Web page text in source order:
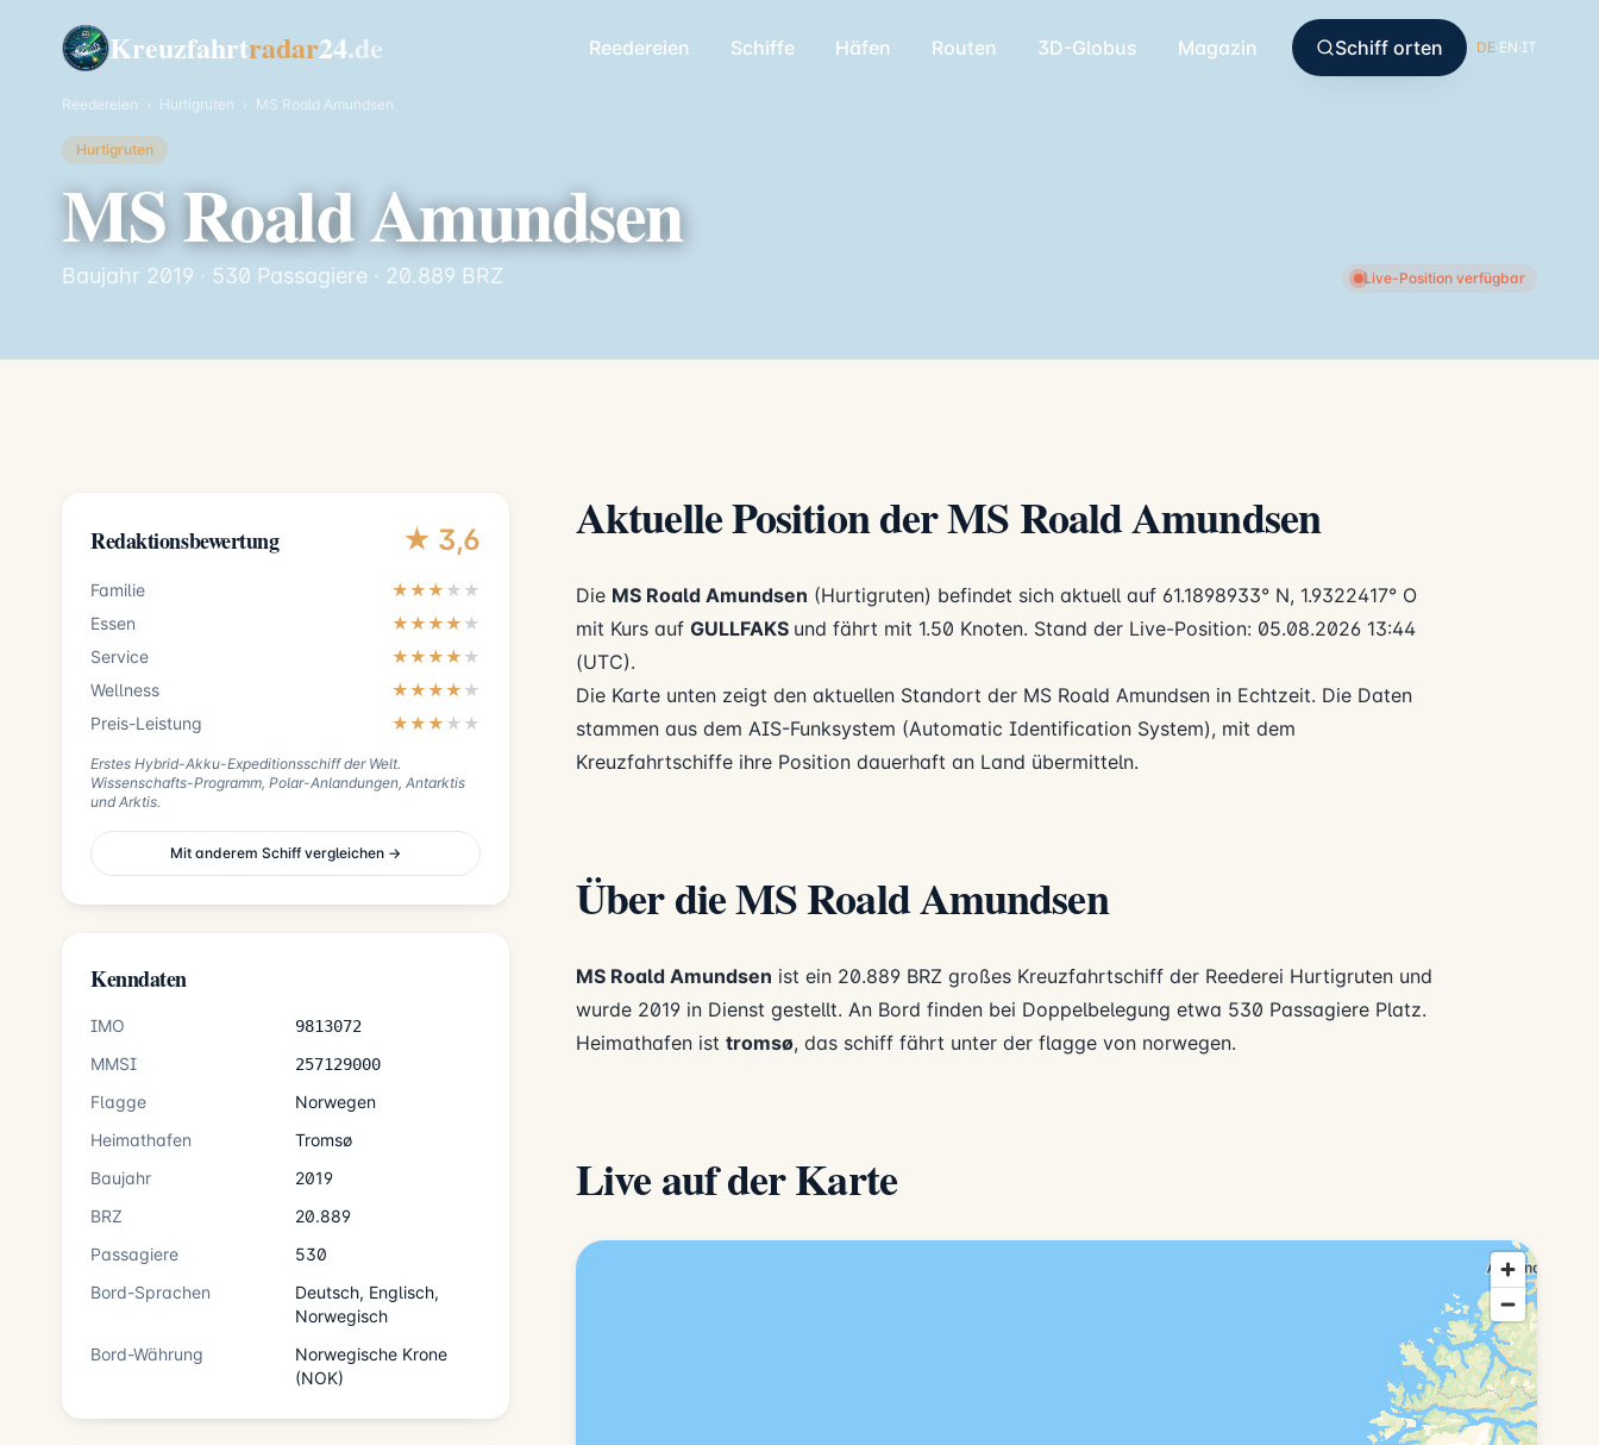
Kreuzfahrtradar24.de Reedereien Schiffe Häfen Routen 3D-Globus Magazin Schiff orten DE·EN·IT
Reedereien › Hurtigruten › MS Roald Amundsen
Hurtigruten
MS Roald Amundsen
Baujahr 2019 · 530 Passagiere · 20.889 BRZ Live-Position verfügbar
Redaktionsbewertung ★ 3,6
Familie ★★★ ★ ★
Essen
★★★★ ★
Service
★★★★ ★
Wellness
★★★★ ★
Preis-Leistung
★★★ ★ ★
Erstes Hybrid-Akku-Expeditionsschiff der Welt.
Wissenschafts-Programm, Polar-Anlandungen, Antarktis
und Arktis.
Mit anderem Schiff vergleichen →
Kenndaten
IMO 9813072
MMSI 257129000
Flagge
Norwegen
Heimathafen
Tromsø
Baujahr
2019
BRZ
20.889
Passagiere
530
Bord-Sprachen
Deutsch, Englisch,
Norwegisch
Bord-Währung
Norwegische Krone
(NOK)
Aktuelle Position der MS Roald Amundsen
Die MS Roald Amundsen (Hurtigruten) befindet sich aktuell auf 61.1898933° N, 1.9322417° O
mit Kurs auf GULLFAKS und fährt mit 1.50 Knoten. Stand der Live-Position: 05.08.2026 13:44
(UTC).
Die Karte unten zeigt den aktuellen Standort der MS Roald Amundsen in Echtzeit. Die Daten
stammen aus dem AIS-Funksystem (Automatic Identification System), mit dem
Kreuzfahrtschiffe ihre Position dauerhaft an Land übermitteln.
Über die MS Roald Amundsen
MS Roald Amundsen ist ein 20.889 BRZ großes Kreuzfahrtschiff der Reederei Hurtigruten und
wurde 2019 in Dienst gestellt. An Bord finden bei Doppelbelegung etwa 530 Passagiere Platz.
Heimathafen ist tromsø, das schiff fährt unter der flagge von norwegen.
Live auf der Karte